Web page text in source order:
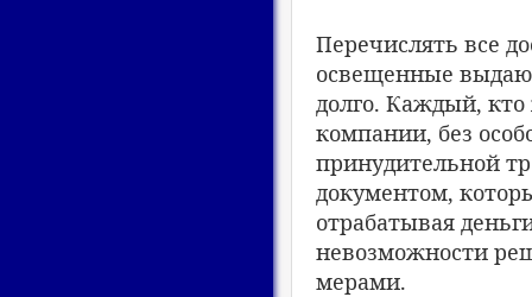
Перечислять все
освещенные
долго. Каждый, кто
компании, без
принудительной
документом,
отрабатывая
невозможности
мерами.